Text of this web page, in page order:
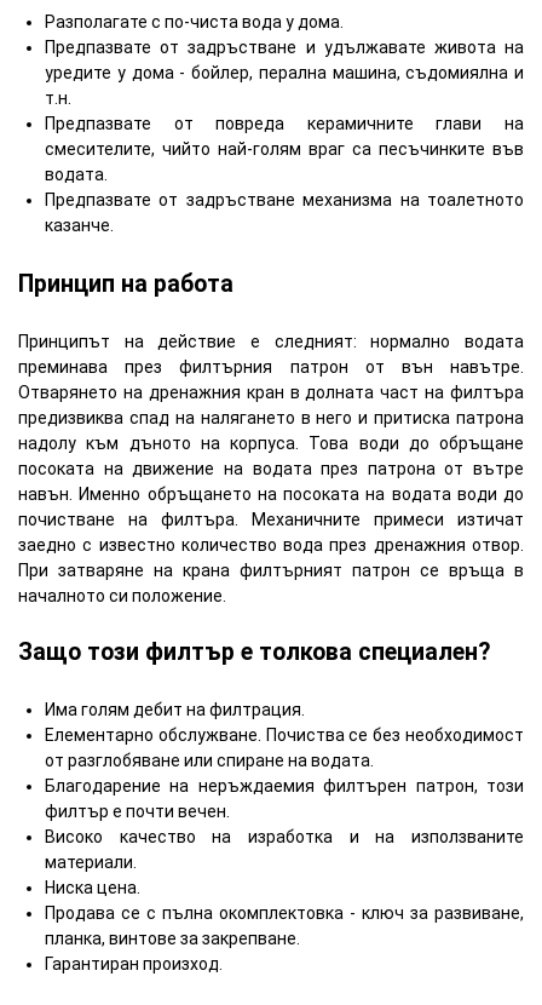
Разполагате с по-чиста вода у дома.
Предпазвате от задръстване и удължавате живота на
уредите у дома - бойлер, перална машина, съдомиялна и
т.н.
Предпазвате от повреда керамичните глави на
смесителите, чийто най-голям враг са песъчинките във
водата.
Предпазвате от задръстване механизма на тоалетното
казанче.
Принцип на работа
Принципът на действие е следният: нормално водата
преминава през филтърния патрон от вън навътре.
Отварянето на дренажния кран в долната част на филтъра
предизвиква спад на налягането в него и притиска патрона
надолу към дъното на корпуса. Това води до обръщане
посоката на движение на водата през патрона от вътре
навън. Именно обръщането на посоката на водата води до
почистване на филтъра. Механичните примеси изтичат
заедно с известно количество вода през дренажния отвор.
При затваряне на крана филтърният патрон се връща в
началното си положение.
Защо този филтър е толкова специален?
Има голям дебит на филтрация.
Елементарно обслужване. Почиства се без необходимост
от разглобяване или спиране на водата.
Благодарение на неръждаемия филтърен патрон, този
филтър е почти вечен.
Високо качество на изработка и на използваните
материали.
Ниска цена.
Продава се с пълна окомплектовка - ключ за развиване,
планка, винтове за закрепване.
Гарантиран произход.